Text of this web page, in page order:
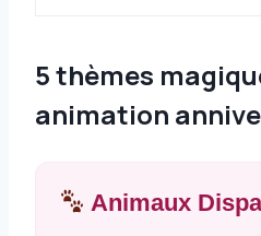
5 thèmes
animation
Animaux